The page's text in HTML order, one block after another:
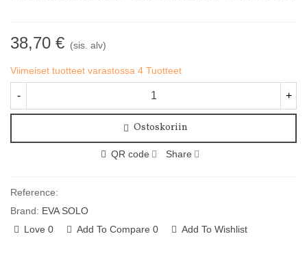
38,70 € (sis. alv)
Viimeiset tuotteet varastossa 4 Tuotteet
- +
Ostoskoriin
QR code Share
Reference:
Brand: EVA SOLO
Love 0 Add To Compare 0 Add To Wishlist